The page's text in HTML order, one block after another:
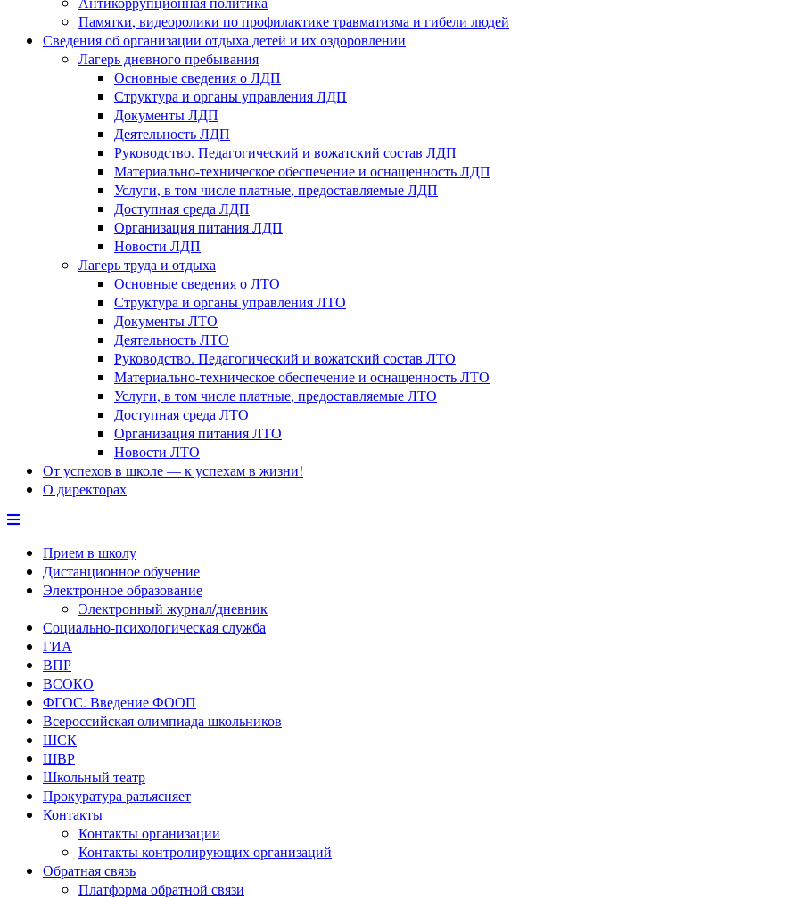
Памятки, видеоролики по профилактике травматизма и гибели людей
Сведения об организации отдыха детей и их оздоровлении
Лагерь дневного пребывания
Основные сведения о ЛДП
Структура и органы управления ЛДП
Документы ЛДП
Деятельность ЛДП
Руководство. Педагогический и вожатский состав ЛДП
Материально-техническое обеспечение и оснащенность ЛДП
Услуги, в том числе платные, предоставляемые ЛДП
Доступная среда ЛДП
Организация питания ЛДП
Новости ЛДП
Лагерь труда и отдыха
Основные сведения о ЛТО
Структура и органы управления ЛТО
Документы ЛТО
Деятельность ЛТО
Руководство. Педагогический и вожатский состав ЛТО
Материально-техническое обеспечение и оснащенность ЛТО
Услуги, в том числе платные, предоставляемые ЛТО
Доступная среда ЛТО
Организация питания ЛТО
Новости ЛТО
От успехов в школе — к успехам в жизни!
О директорах
Прием в школу
Дистанционное обучение
Электронное образование
Электронный журнал/дневник
Социально-психологическая служба
ГИА
ВПР
ВСОКО
ФГОС. Введение ФООП
Всероссийская олимпиада школьников
ШСК
ШВР
Школьный театр
Прокуратура разъясняет
Контакты
Контакты организации
Контакты контролирующих организаций
Обратная связь
Платформа обратной связи